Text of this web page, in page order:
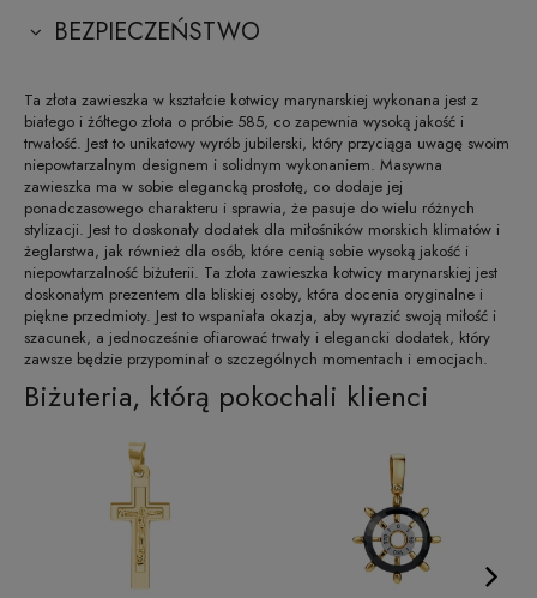
BEZPIECZEŃSTWO
Ta złota zawieszka w kształcie kotwicy marynarskiej wykonana jest z
białego i żółtego złota o próbie 585, co zapewnia wysoką jakość i
trwałość. Jest to unikatowy wyrób jubilerski, który przyciąga uwagę swoim
niepowtarzalnym designem i solidnym wykonaniem. Masywna
zawieszka ma w sobie elegancką prostotę, co dodaje jej
ponadczasowego charakteru i sprawia, że pasuje do wielu różnych
stylizacji. Jest to doskonały dodatek dla miłośników morskich klimatów i
żeglarstwa, jak również dla osób, które cenią sobie wysoką jakość i
niepowtarzalność biżuterii. Ta złota zawieszka kotwicy marynarskiej jest
doskonałym prezentem dla bliskiej osoby, która docenia oryginalne i
piękne przedmioty. Jest to wspaniała okazja, aby wyrazić swoją miłość i
szacunek, a jednocześnie ofiarować trwały i elegancki dodatek, który
zawsze będzie przypominał o szczególnych momentach i emocjach.
Biżuteria, którą pokochali klienci